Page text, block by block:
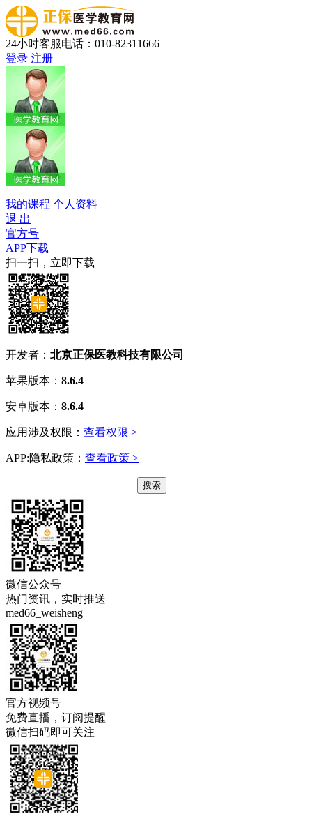
24小时客服电话：010-82311666
登录 注册
我的课程 个人资料
退 出
官方号
APP下载
扫一扫，立即下载
开发者： 北京正保医教科技有限公司
苹果版本： 8.6.4
安卓版本： 8.6.4
应用涉及权限： 查看权限 >
APP:隐私政策： 查看政策 >
微信公众号
热门资讯，实时推送
med66_weisheng
官方视频号
免费直播，订阅提醒
微信扫码即可关注